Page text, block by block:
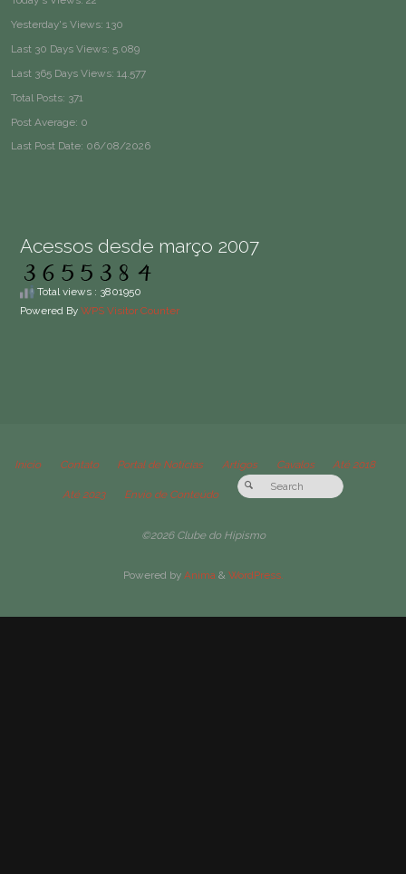
Yesterday's Views: 130
Last 30 Days Views: 5.089
Last 365 Days Views: 14.577
Total Posts: 371
Post Average: 0
Last Post Date: 06/08/2026
Acessos desde março 2007
Total views : 3801950
Powered By WPS Visitor Counter
Início Contato Portal de Notícias Artigos Cavalos Até 2018
Até 2023 Envio de Conteúdo
©2026 Clube do Hipismo
Powered byAnima & WordPress.